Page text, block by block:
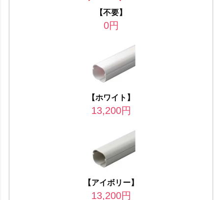
【不要】
0円
【ホワイト】
13,200円
【アイボリー】
13,200円